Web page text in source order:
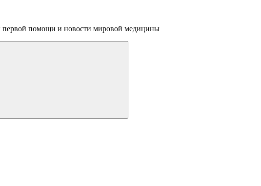
первой помощи и новости мировой медицины